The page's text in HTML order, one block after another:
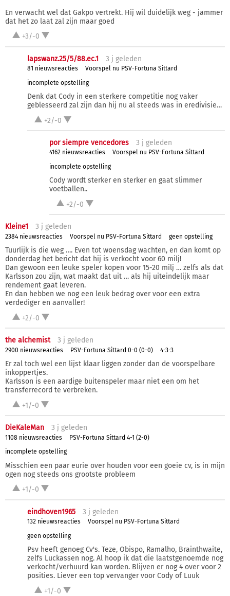
En verwacht wel dat Gakpo vertrekt. Hij wil duidelijk weg - jammer
dat het zo laat zal zijn maar goed
+3/-0
lapswanz.25/5/88.ec.1 3 j geleden
81 nieuwsreacties
Voorspel nu PSV-Fortuna Sittard
incomplete opstelling
Denk dat Cody in een sterkere competitie nog vaker
geblesseerd zal zijn dan hij nu al steeds was in eredivisie…
+2/-0
por siempre vencedores 3 j geleden
4162 nieuwsreacties
Voorspel nu PSV-Fortuna Sittard
incomplete opstelling
Cody wordt sterker en sterker en gaat slimmer
voetballen..
+2/-0
Kleine1 3 j geleden
2384 nieuwsreacties Voorspel nu PSV-Fortuna Sittard geen opstelling
Tuurlijk is die weg …. Even tot woensdag wachten, en dan komt op
donderdag het bericht dat hij is verkocht voor 60 milj!
Dan gewoon een leuke speler kopen voor 15-20 milj … zelfs als dat
Karlsson zou zijn, wat maakt dat uit … als hij uiteindelijk maar
rendement gaat leveren.
En dan hebben we nog een leuk bedrag over voor een extra
verdediger en aanvaller!
+2/-0
the alchemist 3 j geleden
2900 nieuwsreacties PSV-Fortuna Sittard 0-0 (0-0) 4-3-3
Er zal toch wel een lijst klaar liggen zonder dan de voorspelbare
inkoppertjes.
Karlsson is een aardige buitenspeler maar niet een om het
transferrecord te verbreken.
+1/-0
DieKaleMan 3 j geleden
1108 nieuwsreacties
PSV-Fortuna Sittard 4-1 (2-0)
incomplete opstelling
Misschien een paar eurie over houden voor een goeie cv, is in mijn
ogen nog steeds ons grootste probleem
+1/-0
eindhoven1965 3 j geleden
132 nieuwsreacties
Voorspel nu PSV-Fortuna Sittard
geen opstelling
Psv heeft genoeg Cv's. Teze, Obispo, Ramalho, Brainthwaite,
zelfs Luckassen nog. Al hoop ik dat die laatstgenoemde nog
verkocht/verhuurd kan worden. Blijven er nog 4 over voor 2
posities. Liever een top vervanger voor Cody of Luuk
+1/-0